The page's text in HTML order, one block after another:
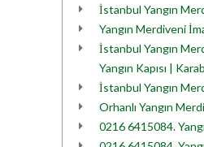
İstanbul Yangın
Yangın Merdiveni
İstanbul Yangın
Yangın Kapısı |
İstanbul Yangın
Orhanlı Yangın
0216 6415084.